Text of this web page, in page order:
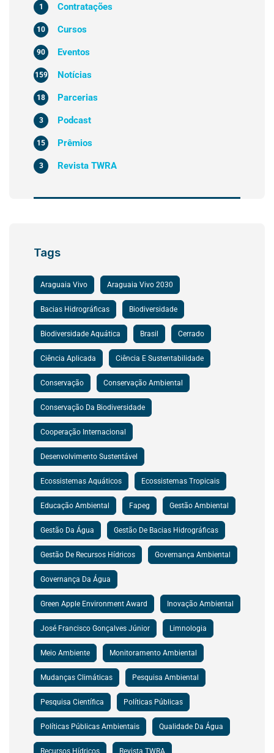
Contratações
1
Cursos
10
Eventos
90
Notícias
159
Parcerias
18
Podcast
3
Prêmios
15
Revista TWRA
3
Tags
Araguaia Vivo Araguaia Vivo 2030
Bacias Hidrográficas Biodiversidade
Biodiversidade Aquática Brasil Cerrado
Ciência Aplicada Ciência E Sustentabilidade
Conservação Conservação Ambiental
Conservação Da Biodiversidade
Cooperação Internacional
Desenvolvimento Sustentável
Ecossistemas Aquáticos Ecossistemas Tropicais
Educação Ambiental Fapeg Gestão Ambiental
Gestão Da Água Gestão De Bacias Hidrográficas
Gestão De Recursos Hídricos Governança Ambiental
Governança Da Água
Green Apple Environment Award Inovação Ambiental
José Francisco Gonçalves Júnior Limnologia
Meio Ambiente Monitoramento Ambiental
Mudanças Climáticas Pesquisa Ambiental
Pesquisa Científica Políticas Públicas
Políticas Públicas Ambientais Qualidade Da Água
Recursos Hídricos Revista TWRA